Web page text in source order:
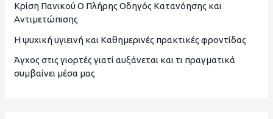
γ
ι
α
:
Κρίση Πανικού Ο Πλήρης Οδηγός Κατανόησης και
Αντιμετώπισης
Η ψυχική υγιεινή και Καθημερινές πρακτικές φροντίδας
Άγχος στις γιορτές γιατί αυξάνεται και τι πραγματικά
συμβαίνει μέσα μας